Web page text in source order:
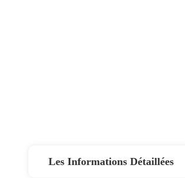
Les Informations Détaillées